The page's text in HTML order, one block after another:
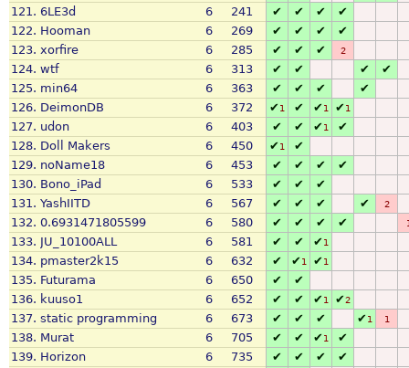
121. 6LE3d 6 241 ✔ ✔ ✔
✔
122. Hooman 6 269 ✔ ✔ ✔
✔
123. xorfire 6 285 ✔ ✔ ✔ 2
124. wtf 6 313 ✔ ✔ ✔
✔
125. min64 6 363 ✔ ✔ ✔
✔
126. DeimonDB 6 372 ✔1 ✔ ✔1 ✔1
127. udon 6 403 ✔ ✔ ✔1
✔
128. Doll Makers 6 450 ✔1
✔
129. noName18 6 453 ✔ ✔ ✔
✔
130. Bono_iPad 6 533 ✔ ✔
✔
131. YashIITD 6 567 ✔ ✔ ✔ ✔ 2
132. 0.6931471805599 6 580 ✔ ✔ ✔ ✔
133. JU_10100ALL 6 581 ✔ ✔ ✔1
134. pmaster2k15 6 632 ✔ ✔1 ✔1
135. Futurama 6 650 ✔
✔
136. kuuso1 6 652 ✔ ✔ ✔1 ✔2
137. static programming 6 673 ✔ ✔ ✔ ✔1 1
138. Murat 6 705 ✔ ✔ ✔1
✔
139. Horizon 6 735 ✔ ✔ ✔ ✔